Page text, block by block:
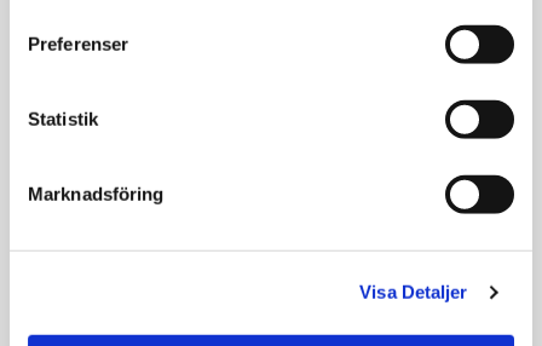
Preferenser
Statistik
Marknadsföring
Visa Detaljer